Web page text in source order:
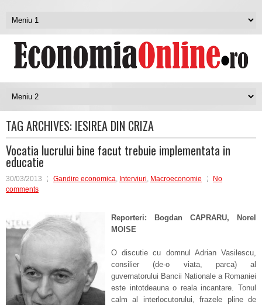
TAG ARCHIVES: IESIREA DIN CRIZA
Vocatia lucrului bine facut trebuie implementata in
educatie
30/03/2013 Gandire economica, Interviuri, Macroeconomie
No
comments
Reporteri: Bogdan CAPRARU,
Norel
MOISE
O discutie cu domnul Adrian Vasilescu,
consilier (de-o viata, parca) al
guvernatorului Bancii Nationale a Romaniei
este intotdeauna o reala incantare. Tonul
calm al interlocutorului, frazele pline de